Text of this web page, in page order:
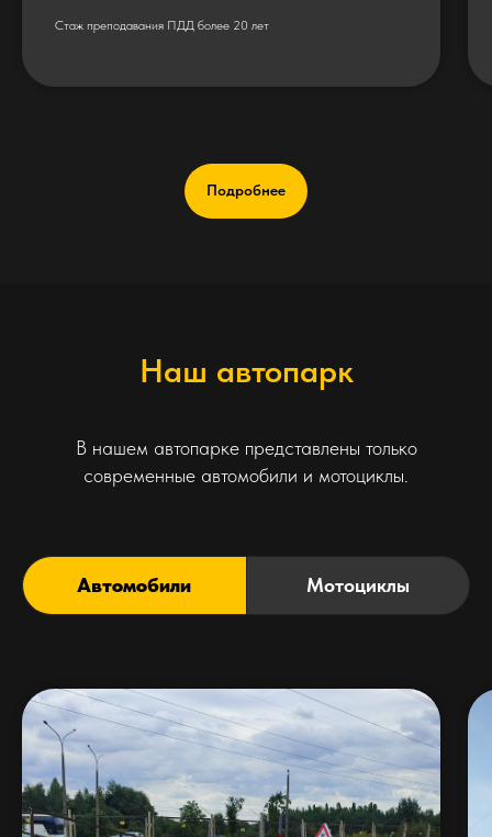
Стаж преподавания ПДД более 20 лет
Подробнее
Наш автопарк
В нашем автопарке представлены только
современные автомобили и мотоциклы.
Автомобили Мотоциклы